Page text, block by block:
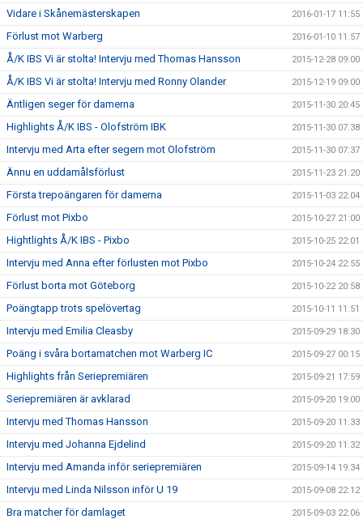
Vidare i Skånemästerskapen 2016-01-17 11:55
Förlust mot Warberg 2016-01-10 11:57
Å/K IBS Vi är stolta! Intervju med Thomas Hansson 2015-12-28 09:00
Å/K IBS Vi är stolta! Intervju med Ronny Olander 2015-12-19 09:00
Äntligen seger för damerna 2015-11-30 20:45
Highlights Å/K IBS - Olofström IBK 2015-11-30 07:38
Intervju med Arta efter segern mot Olofström 2015-11-30 07:37
Ännu en uddamålsförlust 2015-11-23 21:20
Första trepoängaren för damerna 2015-11-03 22:04
Förlust mot Pixbo 2015-10-27 21:00
Hightlights Å/K IBS - Pixbo 2015-10-25 22:01
Intervju med Anna efter förlusten mot Pixbo 2015-10-24 22:55
Förlust borta mot Göteborg 2015-10-22 20:58
Poängtapp trots spelövertag 2015-10-11 11:51
Intervju med Emilia Cleasby 2015-09-29 18:30
Poäng i svåra bortamatchen mot Warberg IC 2015-09-27 00:15
Highlights från Seriepremiären 2015-09-21 17:59
Seriepremiären är avklarad 2015-09-20 19:00
Intervju med Thomas Hansson 2015-09-20 11:33
Intervju med Johanna Ejdelind 2015-09-20 11:32
Intervju med Amanda inför seriepremiären 2015-09-14 19:34
Intervju med Linda Nilsson inför U 19 2015-09-08 22:12
Bra matcher för damlaget 2015-09-03 22:06